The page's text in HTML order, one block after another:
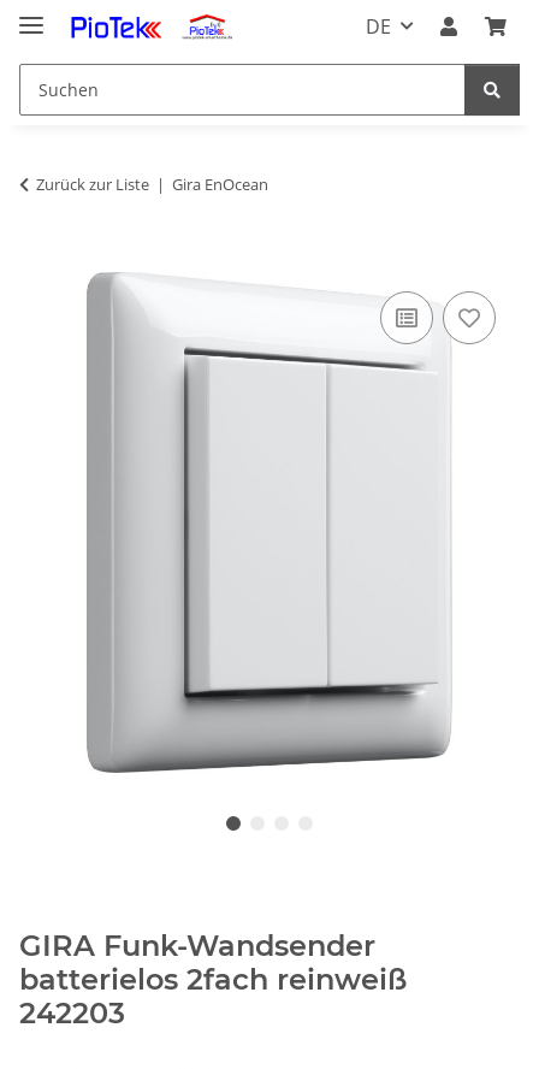
DE
Zurück zur Liste Gira EnOcean
GIRA Funk-Wandsender
batterielos 2fach reinweiß
242203